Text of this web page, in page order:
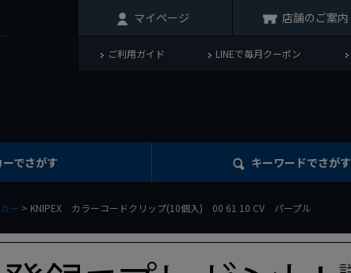
マイページ 店舗のご案内
ご利用ガイド LINEで毎月クーポン
でさがす キーワードでさがす
ー KNIPEX カラーコードクリップ(10個入) 00 61 10 CV パープル